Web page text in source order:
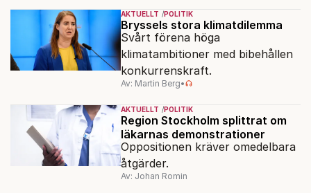
med transpersoner", säger
ordföranden Linn Saarinen.
AKTUELLT POLITIK
Bryssels stora klimatdilemma
Svårt förena höga
klimatambitioner med bibehållen
konkurrenskraft.
Av: Martin Berg•
AKTUELLT POLITIK
Region Stockholm splittrat om
läkarnas demonstrationer
Oppositionen kräver omedelbara
åtgärder.
Av: Johan Romin